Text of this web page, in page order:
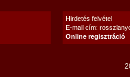
Hirdetés felvétel
E-mail cím:
Online regisztráció